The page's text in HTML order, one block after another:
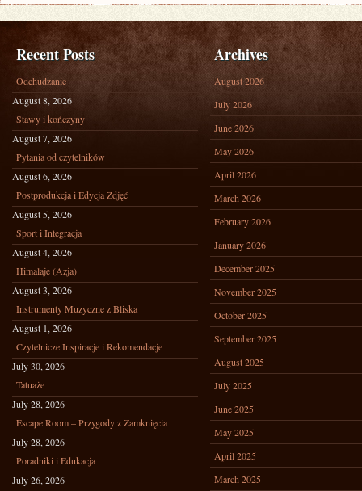
Recent Posts
Odchudzanie
August 8, 2026
Stawy i kończyny
August 7, 2026
Pytania od czytelników
August 6, 2026
Postprodukcja i Edycja Zdjęć
August 5, 2026
Sport i Integracja
August 4, 2026
Himalaje (Azja)
August 3, 2026
Instrumenty Muzyczne z Bliska
August 1, 2026
Czytelnicze Inspiracje i Rekomendacje
July 30, 2026
Tatuaże
July 28, 2026
Escape Room – Przygody z Zamknięcia
July 28, 2026
Poradniki i Edukacja
July 26, 2026
Archives
August 2026
July 2026
June 2026
May 2026
April 2026
March 2026
February 2026
January 2026
December 2025
November 2025
October 2025
September 2025
August 2025
July 2025
June 2025
May 2025
April 2025
March 2025